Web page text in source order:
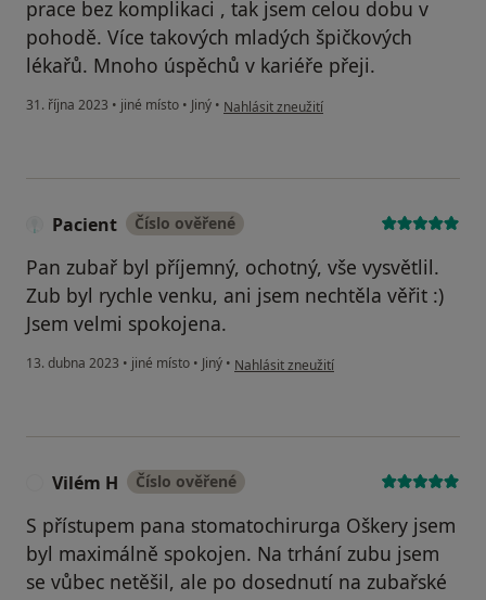
prace bez komplikaci , tak jsem celou dobu v
pohodě. Více takových mladých špičkových
lékařů. Mnoho úspěchů v kariéře přeji.
31. října 2023 • jiné místo • Jiný • podle názoru uživatele Šárka P.
Nahlásit zneužití
Pacient Číslo ověřené
Pan zubař byl příjemný, ochotný, vše vysvětlil.
Zub byl rychle venku, ani jsem nechtěla věřit :)
Jsem velmi spokojena.
13. dubna 2023 • jiné místo • Jiný • podle názoru uživatele Pacient
Nahlásit zneužití
Vilém H Číslo ověřené
S přístupem pana stomatochirurga Oškery jsem
byl maximálně spokojen. Na trhání zubu jsem
se vůbec netěšil, ale po dosednutí na zubařské